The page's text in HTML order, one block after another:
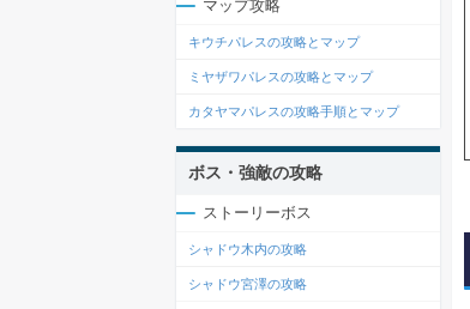
マップ攻略
キウチパレスの攻略とマップ
ミヤザワパレスの攻略とマップ
カタヤマパレスの攻略手順とマップ
ボス・強敵の攻略
ストーリーボス
シャドウ木内の攻略
シャドウ宮澤の攻略